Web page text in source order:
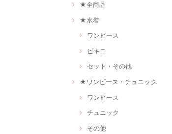
★全商品
★水着
ワンピース
ビキニ
セット・その他
★ワンピース・チュニック
ワンピース
チュニック
その他